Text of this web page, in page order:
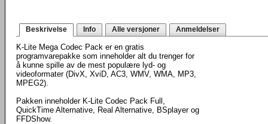
Beskrivelse Info Alle versjoner Anmeldelser
K-Lite Mega Codec Pack er en gratis
programvarepakke som inneholder alt du trenger for
å kunne spille av de mest populære lyd- og
videoformater (DivX, XviD, AC3, WMV, WMA, MP3,
MPEG2).
Pakken inneholder K-Lite Codec Pack Full,
QuickTime Alternative, Real Alternative, BSplayer og
FFDShow.